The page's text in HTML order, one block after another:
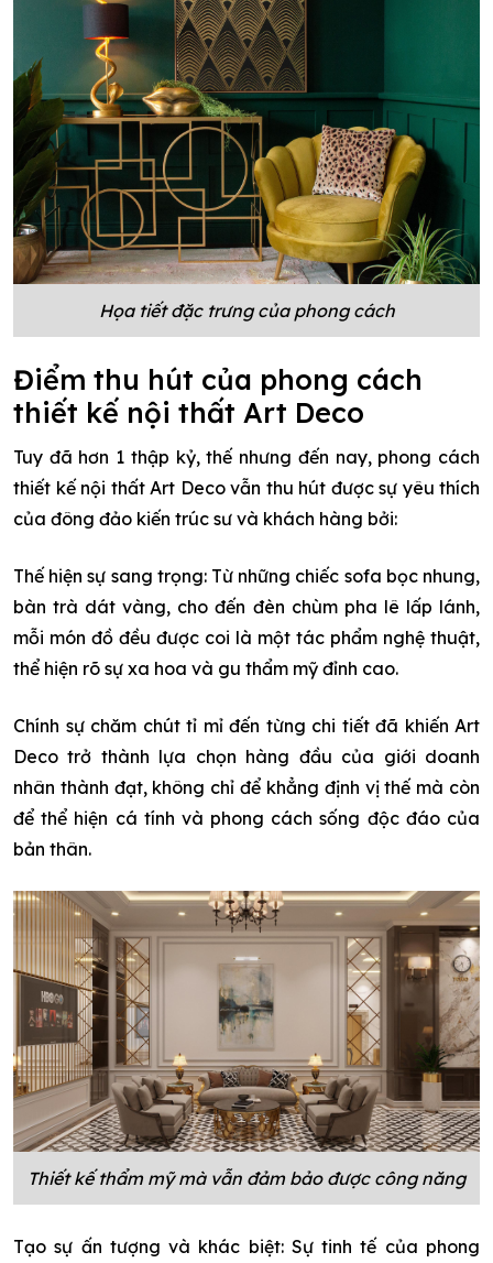
Họa tiết đặc trưng của phong cách
Điểm thu hút của phong cách
thiết kế nội thất Art Deco
Tuy đã hơn 1 thập kỷ, thế nhưng đến nay, phong cách
thiết kế nội thất Art Deco vẫn thu hút được sự yêu thích
của đông đảo kiến trúc sư và khách hàng bởi:
Thế hiện sự sang trọng: Từ những chiếc sofa bọc nhung,
bàn trà dát vàng, cho đến đèn chùm pha lê lấp lánh,
mỗi món đồ đều được coi là một tác phẩm nghệ thuật,
thể hiện rõ sự xa hoa và gu thẩm mỹ đỉnh cao.
Chính sự chăm chút tỉ mỉ đến từng chi tiết đã khiến Art
Deco trở thành lựa chọn hàng đầu của giới doanh
nhân thành đạt, không chỉ để khẳng định vị thế mà còn
để thể hiện cá tính và phong cách sống độc đáo của
bản thân.
Thiết kế thẩm mỹ mà vẫn đảm bảo được công năng
Tạo sự ấn tượng và khác biệt: Sự tinh tế của phong